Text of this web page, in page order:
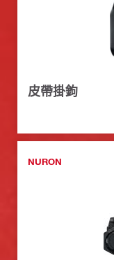
皮帶掛鉤
NURON